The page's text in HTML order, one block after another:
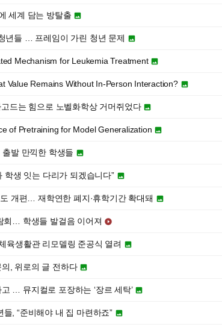
세계 담는 방탈출 
년들 … 프레임이 가린 청년 문제 
Mechanism for Leukemia Treatment 
Value Remains Without In-Person Interaction? 
드는 힘으로 노벨화학상 거머쥐었다 
of Pretraining for Model Generalization 
발 만끽한 학생들 
학생 잇는 다리가 되겠습니다” 
개편… 재학연한 폐지·휴학기간 확대돼 
회… 학생들 발걸음 이어져 
육생활관 리모델링 준공식 열려 
, 위로의 글 전하다 
… 뮤지컬로 포장하는 ‘장르 세탁’ 
, “준비해야 내 집 마련하죠” 